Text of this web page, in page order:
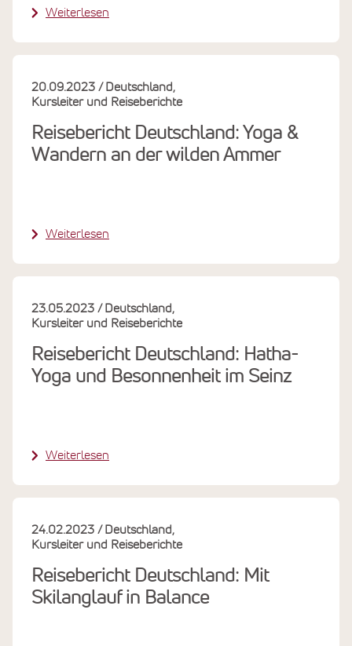
Weiterlesen
Reisebericht Deutschland: Yoga &
Wandern an der wilden Ammer
20.09.2023
Deutschland
Kursleiter und Reiseberichte
Weiterlesen
Reisebericht Deutschland: Hatha-
Yoga und Besonnenheit im Seinz
23.05.2023
Deutschland
Kursleiter und Reiseberichte
Weiterlesen
Reisebericht Deutschland: Mit
Skilanglauf in Balance
24.02.2023
Deutschland
Kursleiter und Reiseberichte